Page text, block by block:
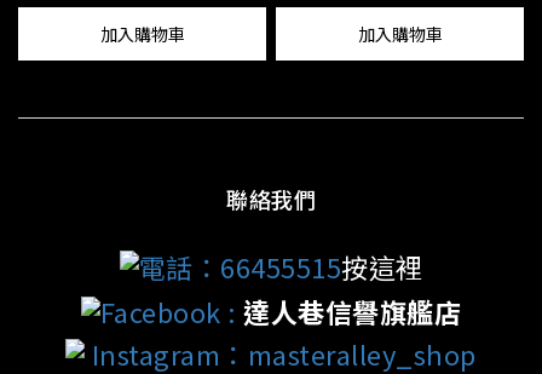
加入購物車 加入購物車
聯絡我們
電話：66455515按這裡
Facebook :達人巷信譽旗艦店
Instagram：masteralley_shop